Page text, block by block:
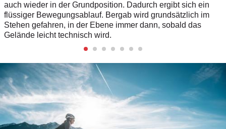
auch wieder in der Grundposition. Dadurch ergibt sich ein
flüssiger Bewegungsablauf. Bergab wird grundsätzlich im
Stehen gefahren, in der Ebene immer dann, sobald das
Gelände leicht technisch wird.